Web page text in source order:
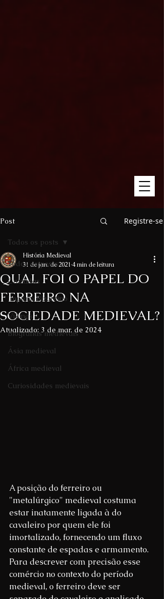
Post Registre-se
Todos os posts
Cruzadas
Império Bizantino
Vikings
Biografias medievais
Ásia medieval
África medieval
Curiosidades medievais
Todos os posts
QUAL FOI O PAPEL DO
FERREIRO NA
SOCIEDADE MEDIEVAL?
História Medieval
31 de jan. de 2021 4 min de leitura
Atualizado: 3 de mar. de 2024
A posição do ferreiro ou
"metalúrgico" medieval costuma
estar inatamente ligada à do
cavaleiro por quem ele foi
imortalizado, fornecendo um fluxo
constante de espadas e armamento.
Para descrever com precisão esse
comércio no contexto do período
medieval, o ferreiro deve ser